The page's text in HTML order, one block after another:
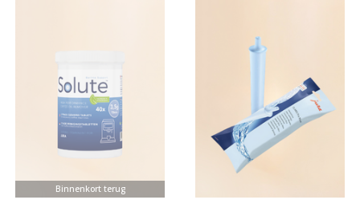
Binnenkort terug